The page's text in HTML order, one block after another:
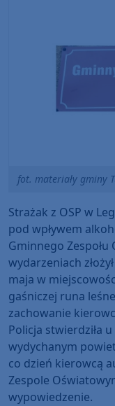
fot. materiały gminy
Strażak z OSP w
pod wpływem
Gminnego
wydarzeniach
maja w
gaśniczej runa
zachowanie
Policja stwierdziła
wydychanym
co dzień kierowcą
Zespole
wypowiedzenie.